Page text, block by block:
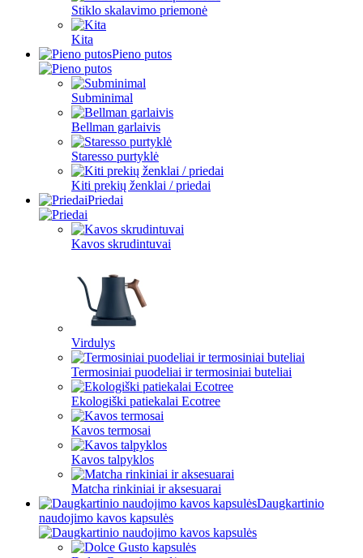
Stiklo skalavimo priemonė
Kita
Pieno putos
Subminimal
Bellman garlaivis
Staresso purtyklė
Kiti prekių ženklai / priedai
Priedai
Kavos skrudintuvai
Virdulys
Termosiniai puodeliai ir termosiniai buteliai
Ekologiški patiekalai Ecotree
Kavos termosai
Kavos talpyklos
Matcha rinkiniai ir aksesuarai
Daugkartinio
naudojimo kavos kapsulės